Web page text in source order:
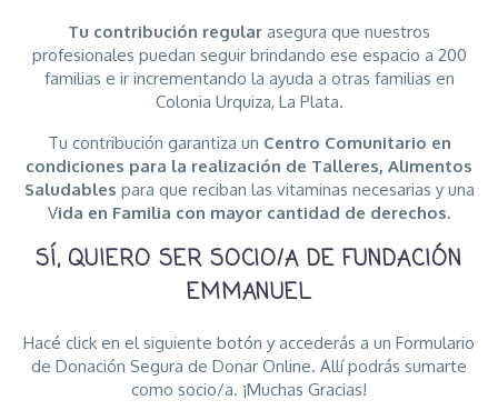
Tu contribución regular asegura que nuestros
profesionales puedan seguir brindando ese espacio a 200
familias e ir incrementando la ayuda a otras familias en
Colonia Urquiza, La Plata.
Tu contribución garantiza un Centro Comunitario en
condiciones para la realización de Talleres, Alimentos
Saludables para que reciban las vitaminas necesarias y una
Vida en Familia con mayor cantidad de derechos.
SÍ, QUIERO SER SOCIO/A DE FUNDACIÓN
EMMANUEL
Hacé click en el siguiente botón y accederás a un Formulario
de Donación Segura de Donar Online. Allí podrás sumarte
como socio/a. ¡Muchas Gracias!